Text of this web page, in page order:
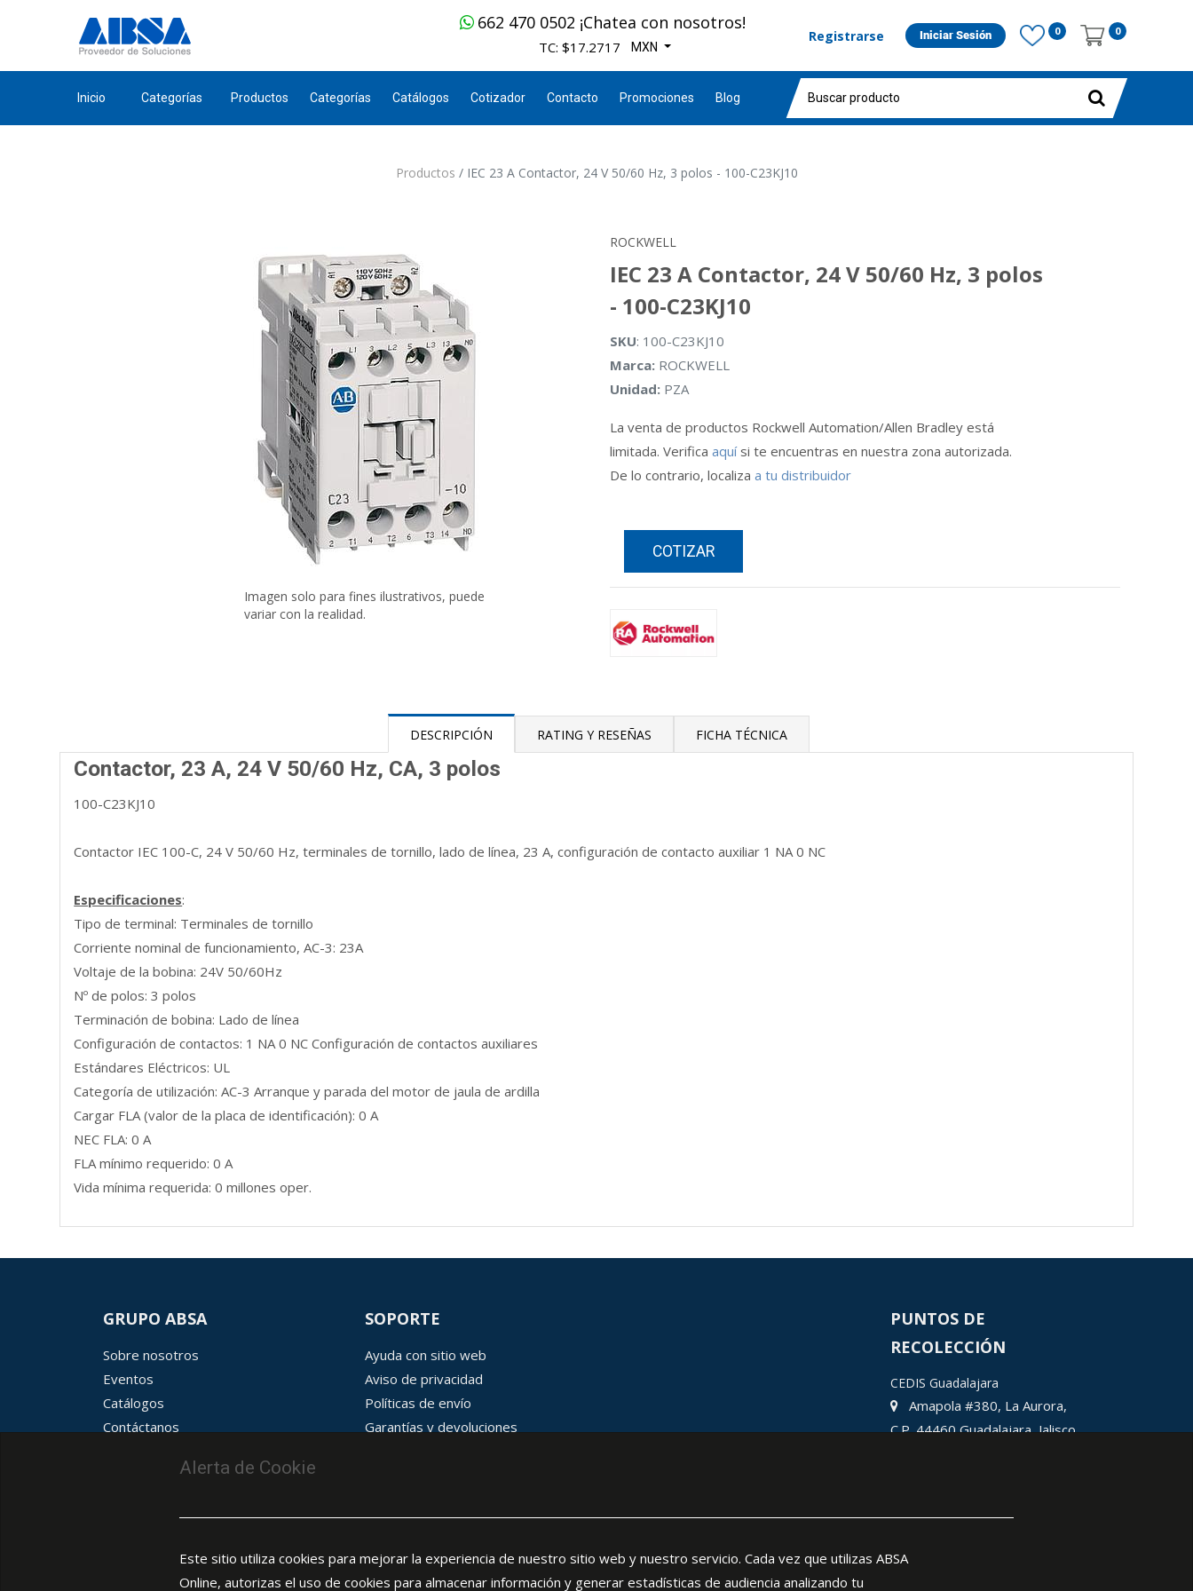
662 470 0502 ¡Chatea con nosotros!
TC: $17.2717 MXN
Registrarse Iniciar Sesión 0 0
Inicio Categorías Productos Categorías Catálogos Cotizador Contacto Promociones Blog
Productos IEC 23 A Contactor, 24 V 50/60 Hz, 3 polos - 100-C23KJ10
Imagen solo para fines ilustrativos, puede
variar con la realidad.
ROCKWELL
IEC 23 A Contactor, 24 V 50/60 Hz, 3 polos
- 100-C23KJ10
SKU: 100-C23KJ10
Marca: ROCKWELL
Unidad: PZA
La venta de productos Rockwell Automation/Allen Bradley está
limitada. Verifica aquísi te encuentras en nuestra zona autorizada.
De lo contrario, localiza a tu distribuidor
COTIZAR
DESCRIPCIÓN RATING Y RESEÑAS FICHA TÉCNICA
Contactor, 23 A, 24 V 50/60 Hz, CA, 3 polos
100-C23KJ10
Contactor IEC 100-C, 24 V 50/60 Hz, terminales de tornillo, lado de línea, 23 A, configuración de contacto auxiliar 1 NA 0 NC
Especificaciones:
Tipo de terminal: Terminales de tornillo
Corriente nominal de funcionamiento, AC-3: 23A
Voltaje de la bobina: 24V 50/60Hz
Nº de polos: 3 polos
Terminación de bobina: Lado de línea
Configuración de contactos: 1 NA 0 NC Configuración de contactos auxiliares
Estándares Eléctricos: UL
Categoría de utilización: AC-3 Arranque y parada del motor de jaula de ardilla
Cargar FLA (valor de la placa de identificación): 0 A
NEC FLA: 0 A
FLA mínimo requerido: 0 A
Vida mínima requerida: 0 millones oper.
Alerta de Cookie
Este sitio utiliza cookies para mejorar la experiencia de nuestro sitio web y nuestro servicio. Cada vez que utilizas ABSA
Online, autorizas el uso de cookies para almacenar información y generar estadísticas de audiencia analizando tu
GRUPO ABSA
Sobre nosotros
Eventos
Catálogos
Contáctanos
SOPORTE
Ayuda con sitio web
Aviso de privacidad
Políticas de envío
Garantías y devoluciones
PUNTOS DE
RECOLECCIÓN
CEDIS Guadalajara
Amapola #380, La Aurora,
C.P. 44460 Guadalajara, Jalisco,
Ciudad Juárez
León